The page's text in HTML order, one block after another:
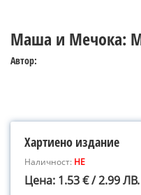
Маша и Мечока:
Автор:
Хартиено издание
Наличност: НЕ
Цена: 1.53 € / 2.99 ЛВ.